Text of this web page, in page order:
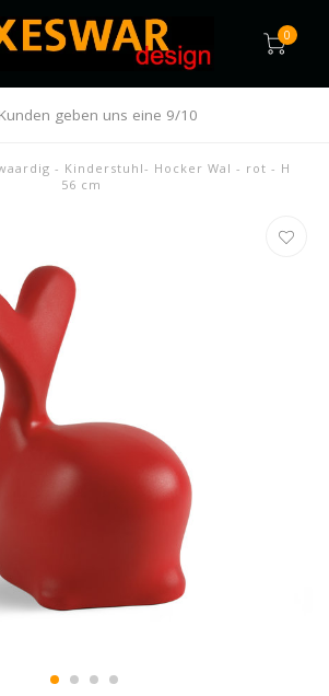
0
Kunden geben uns eine 9/10
- Kinderstuhl- Hocker Wal - rot - H
56 cm